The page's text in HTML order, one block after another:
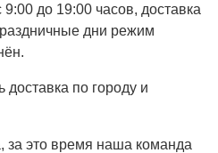
до 19:00 часов, доставка
дни режим
доставка по городу и
за это время наша команда